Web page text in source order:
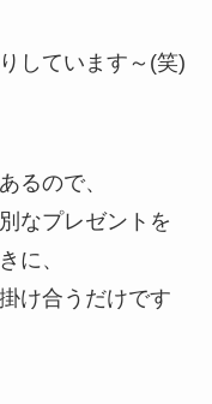
しています～(笑)
るので、
なプレゼントを
に、
け合うだけです